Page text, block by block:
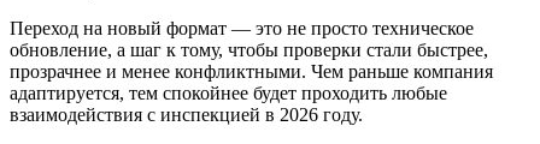
Переход на новый формат — это не просто техническое
обновление, а шаг к тому, чтобы проверки стали быстрее,
прозрачнее и менее конфликтными. Чем раньше компания
адаптируется, тем спокойнее будет проходить любые
взаимодействия с инспекцией в 2026 году.